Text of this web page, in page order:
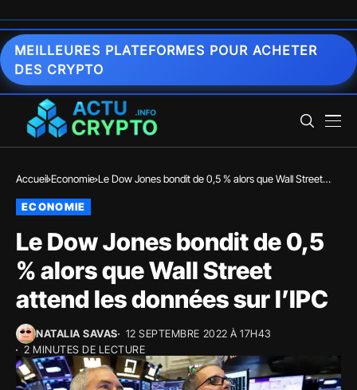
MEILLEURES PLATEFORMES POUR ACHETER
DES CRYPTO
Accueil Economie Le Dow Jones bondit de 0,5 % alors que Wall Street
ECONOMIE
Le Dow Jones bondit de 0,5
% alors que Wall Street
attend les données sur l’IPC
NATALIA SAVAS
12 SEPTEMBRE 2022 À 17H43
2 MINUTES DE LECTURE